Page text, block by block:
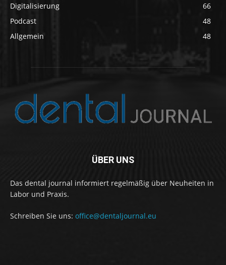
Digitalisierung
66
Podcast
48
Allgemein
48
ÜBER UNS
Das dental journal informiert regelmäßig über Neuheiten in
Labor und Praxis.
Schreiben Sie uns: office@dentaljournal.eu